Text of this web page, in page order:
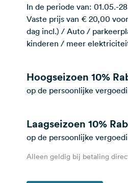
In de periode van: 01.05.-
Vaste prijs van € 20,00
dag incl.) / Auto /
kinderen / meer
Hoogseizoen 10%
op de persoonlijke
Laagseizoen 10%
op de persoonlijke
Alleen geldig bij betaling